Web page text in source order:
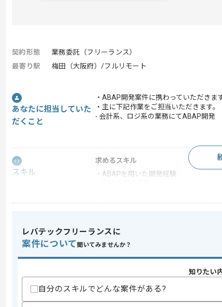
契約形態
業務委託（フリーランス）
最寄り駅
梅田（大阪府）/フルリモート
あなたに担当していた
だくこと
・ABAP開発案件に携わっていただきま
・主に下記作業をご担当いただきます。
- 会計系、ロジ系の業務にてABAP開発
スキル
求めるスキル
・ABAPを用いた開発経験
スキルに不安がある方へ
精算条件
有
130時間〜190時間
支払いサイト
15日
レバテックフリーランスに
案件について 聞いてみませんか？
知りたい
自分のスキルでどんな案件がある?